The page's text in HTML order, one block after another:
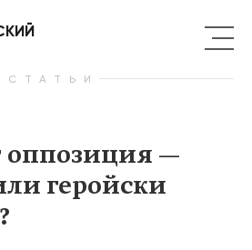
СТАТЬИ
оппозиция —
геройски